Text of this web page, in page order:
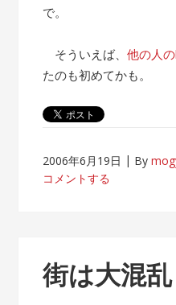
で。
そういえば、他の人
たのも初めてかも。
2006年6月19日 By
コメントする
街は大混乱